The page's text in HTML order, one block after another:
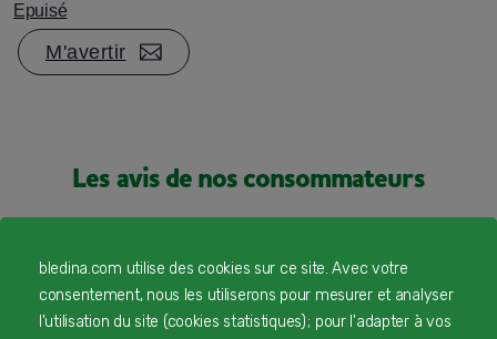
Epuisé
M'avertir
Les avis de nos consommateurs
bledina.com utilise des cookies sur ce site. Avec votre
consentement, nous les utiliserons pour mesurer et analyser
l'utilisation du site (cookies statistiques) ; pour l'adapter à vos